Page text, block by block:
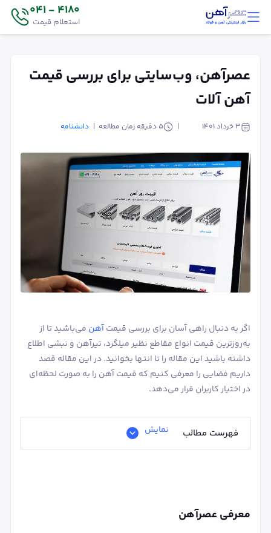
4180 - 041
استعلام قیمت
عصرآهن، وب‌سایتی برای بررسی قیمت
آهن آلات
۳ خرداد ۱۴۰۱ 5 دقیقه زمان مطالعه دانشنامه
اگر به دنبال راهی آسان برای بررسی قیمتآهن می‌باشید تا از
به‌روزترین قیمت انواع مقاطع نظیر میلگرد، تیرآهن و نبشی اطلاع
داشته باشید این مقاله را تا انتها بخوانید. در این مقاله قصد
داریم فضایی را معرفی کنیم که قیمت آهن را به صورت لحظه‌ای
در اختیار کاربران قرار می‌دهد.
فهرست مطالب نمایش
معرفی عصرآهن